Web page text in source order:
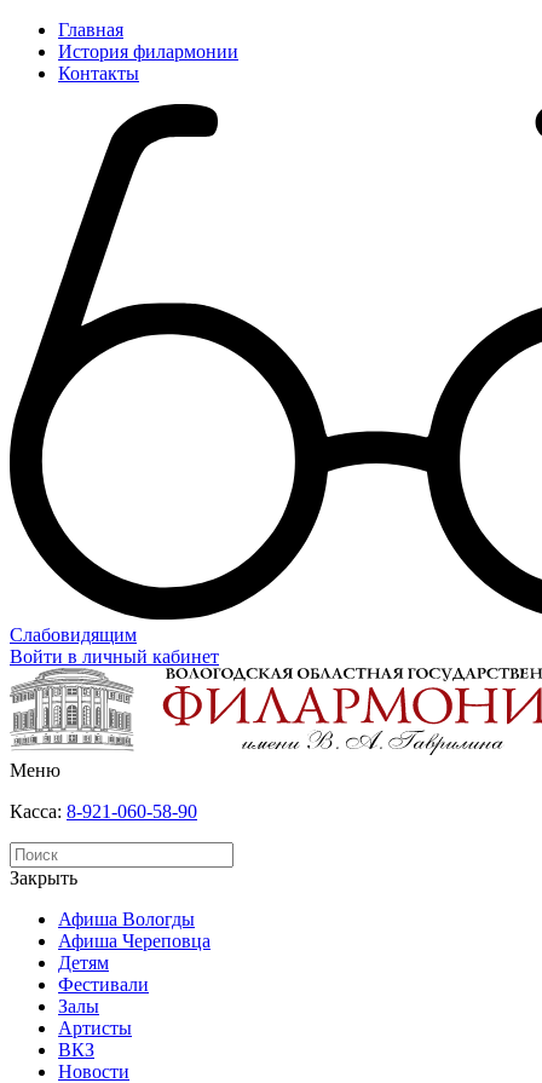
Главная
История филармонии
Контакты
Слабовидящим
Войти в личный кабинет
Меню
Касса: 8-921-060-58-90
Закрыть
Афиша Вологды
Афиша Череповца
Детям
Фестивали
Залы
Артисты
ВКЗ
Новости